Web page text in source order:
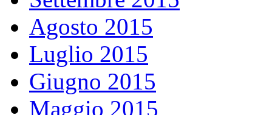
Agosto 2015
Luglio 2015
Giugno 2015
Maggio 2015